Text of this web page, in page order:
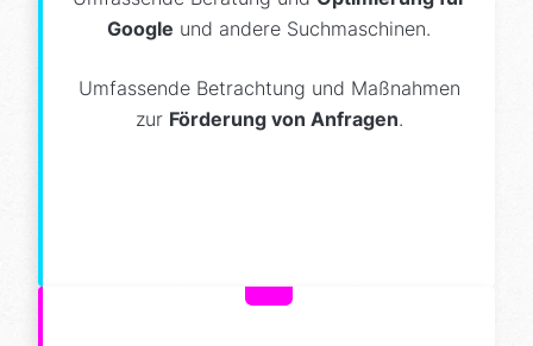
Google und andere Suchmaschinen.
Umfassende Betrachtung und Maßnahmen
zur Förderung von Anfragen.